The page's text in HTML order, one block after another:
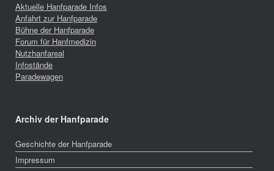
Aktuelle Hanfparade Infos
Anfahrt zur Hanfparade
Bühne der Hanfparade
Forum für Hanfmedizin
Nutzhanfareal
Infostände
Paradewagen
Archiv der Hanfparade
Geschichte der Hanfparade
Impressum